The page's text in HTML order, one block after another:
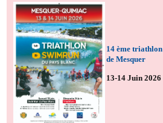
14 ème triathlon
de Mesquer
13-14 Juin 2026